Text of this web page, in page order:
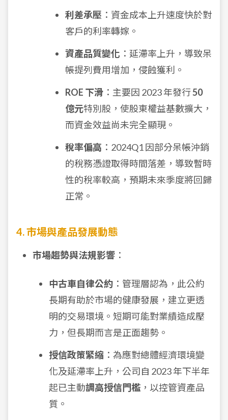
利差承壓 ：資金成本上升速度快於對
客戶的利率轉嫁。
資產品質變化 ：延滯率上升，導致呆
帳提列費用增加，侵蝕獲利。
ROE 下滑 ：主要因 2023 年發行50
億元特別股，使股東權益基數擴大，
而資金效益尚未完全顯現。
稅率偏高 ：2024Q1 因部分呆帳沖銷
的稅務憑證取得時間落差，導致暫時
性的稅率較高，預期未來季度將回歸
正常。
4. 市場與產品發展動態
市場趨勢與法規影響 ：
中古車自律公約 ：管理層認為，此公約
長期有助於市場的健康發展，建立更透
明的交易環境。短期可能對業績造成壓
力，但長期而言是正面趨勢。
授信政策緊縮 ：為應對總體經濟環境變
化及延滯率上升，公司自 2023 年下半年
起已主動調高授信門檻 ，以控管資產品
質。